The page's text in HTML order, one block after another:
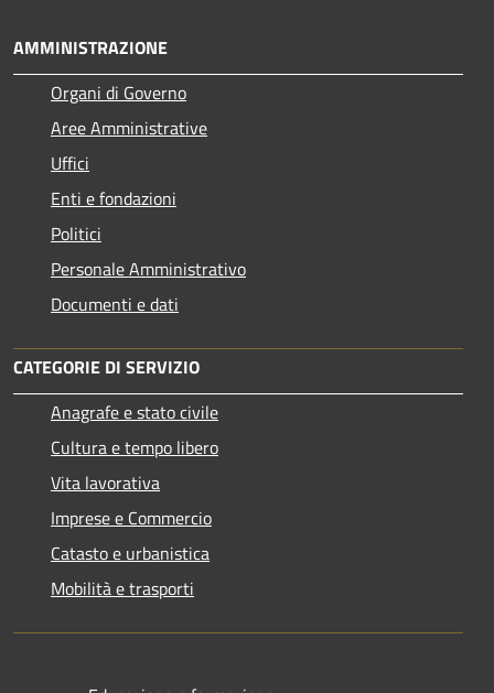
AMMINISTRAZIONE
Organi di Governo
Aree Amministrative
Uffici
Enti e fondazioni
Politici
Personale Amministrativo
Documenti e dati
CATEGORIE DI SERVIZIO
Anagrafe e stato civile
Cultura e tempo libero
Vita lavorativa
Imprese e Commercio
Catasto e urbanistica
Mobilità e trasporti